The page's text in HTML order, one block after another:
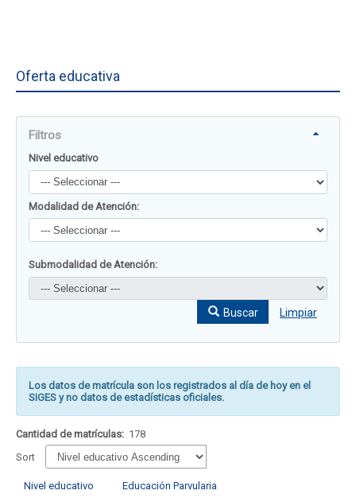
Oferta educativa
Filtros
Nivel educativo
Modalidad de Atención:
Submodalidad de Atención:
Buscar Limpiar
Los datos de matrícula son los registrados al día de hoy en el
SIGES y no datos de estadísticas oficiales.
Cantidad de matrículas: 178
Sort
Nivel educativo
Educación Parvularia